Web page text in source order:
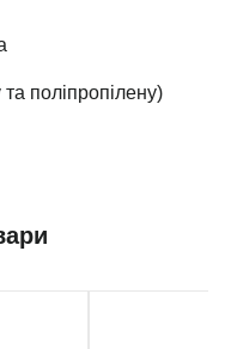
поліпропілену)